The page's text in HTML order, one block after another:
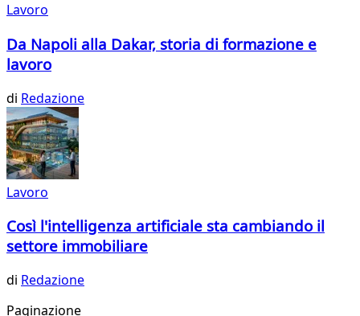
Lavoro
Da Napoli alla Dakar, storia di formazione e
lavoro
di Redazione
Lavoro
Così l'intelligenza artificiale sta cambiando il
settore immobiliare
di Redazione
Paginazione